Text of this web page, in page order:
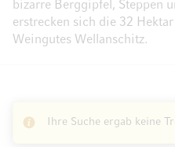
bizarre Berggipfel, Steppen
erstrecken sich die 32
Weingutes Wellanschitz.
Ihre Suche ergab keine